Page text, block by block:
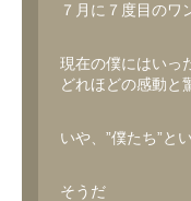
７月に７度目のワ
現在の僕にはいっ
どれほどの感動と
いや、”僕たち”と
そうだ